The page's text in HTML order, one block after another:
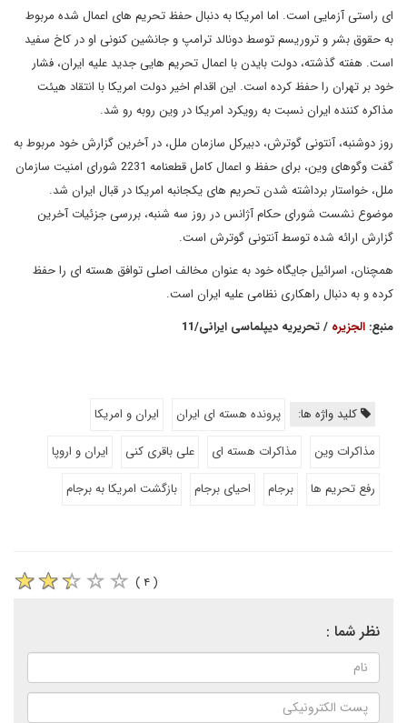
ای راستی آزمایی است. اما امریکا به دنبال حفظ تحریم های اعمال شده مربوط
به حقوق بشر و تروریسم توسط دونالد ترامپ و جانشین کنونی او در کاخ سفید
است. هفته گذشته، دولت بایدن با اعمال تحریم هایی جدید علیه ایران، فشار
خود بر تهران را حفظ کرده است. این اقدام اخیر دولت امریکا با انتقاد هیئت
مذاکره کننده ایران نسبت به رویکرد امریکا در وین روبه رو شد.
روز دوشنبه، آنتونی گوترش، دبیرکل سازمان ملل، در آخرین گزارش خود مربوط به
گفت وگوهای وین، برای حفظ و اعمال کامل قطعنامه 2231 شورای امنیت سازمان
ملل، خواستار برداشته شدن تحریم های یکجانبه امریکا در قبال ایران شد.
موضوع نشست شورای حکام آژانس در روز سه شنبه، بررسی جزئیات آخرین
گزارش ارائه شده توسط آنتونی گوترش است.
همچنان، اسرائیل جایگاه خود به عنوان مخالف اصلی توافق هسته ای را حفظ
کرده و به دنبال راهکاری نظامی علیه ایران است.
منبع: الجزیره / تحریریه دیپلماسی ایرانی/11
کلید واژه ها: پرونده هسته ای ایران
ایران و امریکا
مذاکرات وین
مذاکرات هسته ای علی باقری کنی
ایران و اروپا
رفع تحریم ها
برجام احیای برجام بازگشت امریکا به برجام
( ۴ )
نظر شما :